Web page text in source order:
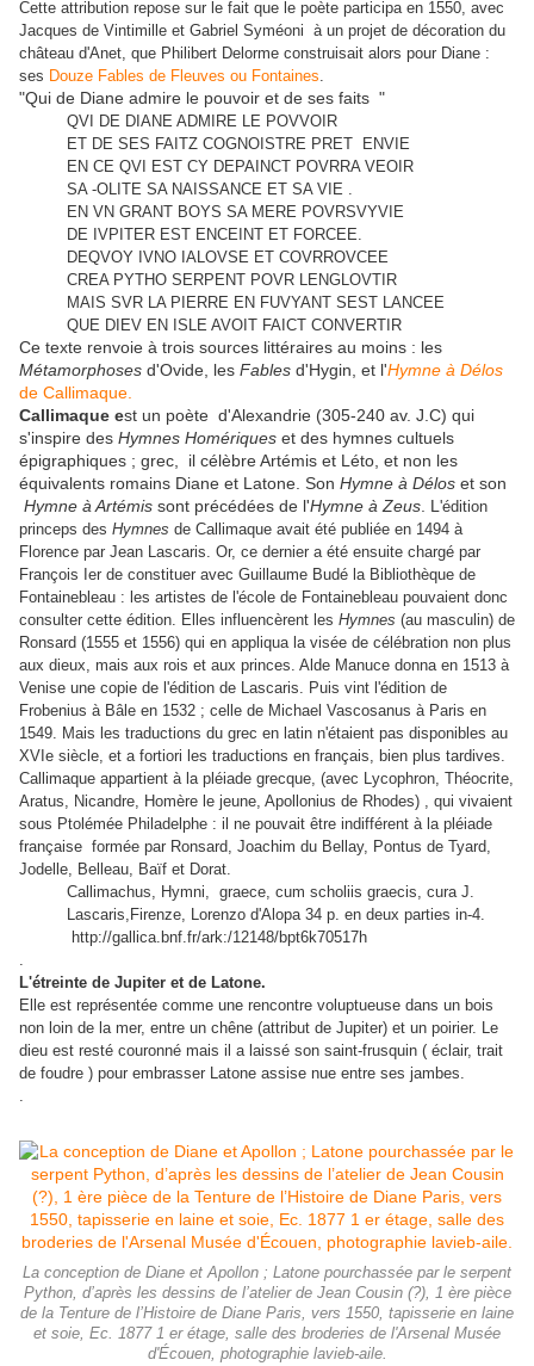
Cette attribution repose sur le fait que le poète participa en 1550, avec
Jacques de Vintimille et Gabriel Syméoni à un projet de décoration du
château d'Anet, que Philibert Delorme construisait alors pour Diane :
ses Douze Fables de Fleuves ou Fontaines.
"Qui de Diane admire le pouvoir et de ses faits "
QVI DE DIANE ADMIRE LE POVVOIR
ET DE SES FAITZ COGNOISTRE PRET ENVIE
EN CE QVI EST CY DEPAINCT POVRRA VEOIR
SA -OLITE SA NAISSANCE ET SA VIE .
EN VN GRANT BOYS SA MERE POVRSVYVIE
DE IVPITER EST ENCEINT ET FORCEE.
DEQVOY IVNO IALOVSE ET COVRROVCEE
CREA PYTHO SERPENT POVR LENGLOVTIR
MAIS SVR LA PIERRE EN FUVYANT SEST LANCEE
QUE DIEV EN ISLE AVOIT FAICT CONVERTIR
Ce texte renvoie à trois sources littéraires au moins : les
Métamorphoses d'Ovide, les Fables d'Hygin, et l'Hymne à Délos
de Callimaque.
Callimaque est un poète d'Alexandrie (305-240 av. J.C) qui
s'inspire des Hymnes Homériques et des hymnes cultuels
épigraphiques ; grec, il célèbre Artémis et Léto, et non les
équivalents romains Diane et Latone. Son Hymne à Délos et son
Hymne à Artémis sont précédées de l'Hymne à Zeus . L 'édition
princeps des Hymnes de Callimaque avait été publiée en 1494 à
Florence par Jean Lascaris. Or, ce dernier a été ensuite chargé par
François Ier de constituer avec Guillaume Budé la Bibliothèque de
Fontainebleau : les artistes de l'école de Fontainebleau pouvaient donc
consulter cette édition. Elles influencèrent les Hymnes (au masculin) de
Ronsard (1555 et 1556) qui en appliqua la visée de célébration non plus
aux dieux, mais aux rois et aux princes. Alde Manuce donna en 1513 à
Venise une copie de l'édition de Lascaris. Puis vint l'édition de
Frobenius à Bâle en 1532 ; celle de Michael Vascosanus à Paris en
1549. Mais les traductions du grec en latin n'étaient pas disponibles au
XVIe siècle, et a fortiori les traductions en français, bien plus tardives.
Callimaque appartient à la pléiade grecque, (avec Lycophron, Théocrite,
Aratus, Nicandre, Homère le jeune, Apollonius de Rhodes) , qui vivaient
sous Ptolémée Philadelphe : il ne pouvait être indifférent à la pléiade
française formée par Ronsard, Joachim du Bellay, Pontus de Tyard,
Jodelle, Belleau, Baïf et Dorat.
Callimachus, Hymni, graece, cum scholiis graecis, cura J.
Lascaris,Firenze, Lorenzo d'Alopa 34 p. en deux parties in-4.
http://gallica.bnf.fr/ark:/12148/bpt6k70517h
.
L'étreinte de Jupiter et de Latone.
Elle est représentée comme une rencontre voluptueuse dans un bois
non loin de la mer, entre un chêne (attribut de Jupiter) et un poirier. Le
dieu est resté couronné mais il a laissé son saint-frusquin ( éclair, trait
de foudre ) pour embrasser Latone assise nue entre ses jambes.
.
La conception de Diane et Apollon ; Latone pourchassée par le serpent
Python, d’après les dessins de l’atelier de Jean Cousin (?), 1 ère pièce
de la Tenture de l’Histoire de Diane Paris, vers 1550, tapisserie en laine
et soie, Ec. 1877 1 er étage, salle des broderies de l'Arsenal Musée
d'Écouen, photographie lavieb-aile.